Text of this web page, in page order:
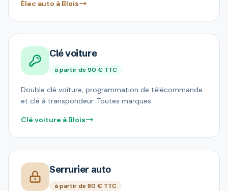
Élec auto à Blois
Clé voiture
à partir de 90 € TTC
Double clé voiture, programmation de télécommande
et clé à transpondeur. Toutes marques.
Clé voiture à Blois
Serrurier auto
à partir de 80 € TTC